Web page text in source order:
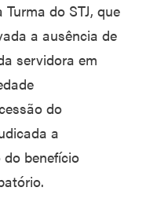
do STJ, que
a ausência de
servidora em
do
a
benefício